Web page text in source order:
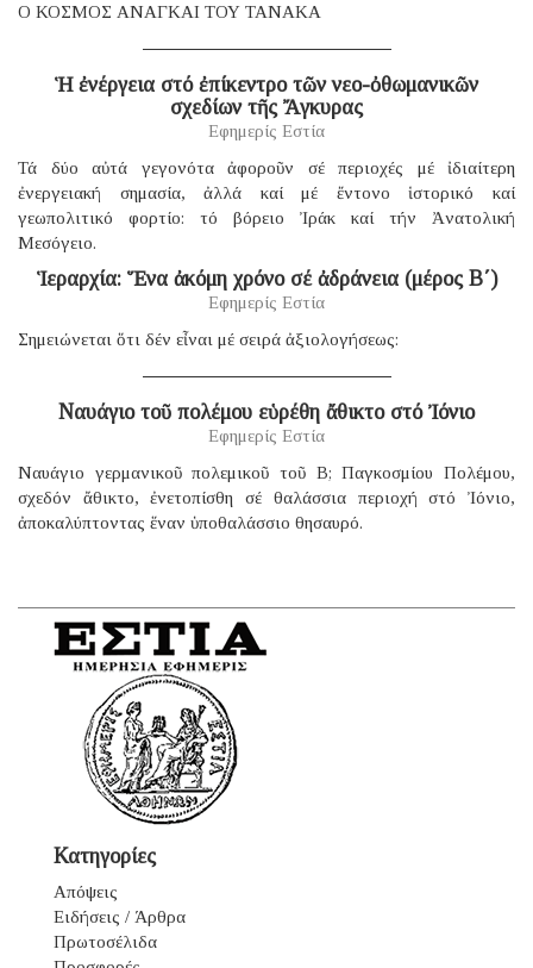
Ο ΚΟΣΜΟΣ ΑΝΑΓΚΑΙ ΤΟΥ ΤΑΝΑΚΑ
Ἡ ἐνέργεια στό ἐπίκεντρο τῶν νεο-ὀθωμανικῶν
σχεδίων τῆς Ἄγκυρας
Εφημερίς Εστία
Τά δύο αὐτά γεγονότα ἀφοροῦν σέ περιοχές μέ ἰδιαίτερη
ἐνεργειακή σημασία, ἀλλά καί μέ ἔντονο ἱστορικό καί
γεωπολιτικό φορτίο: τό βόρειο Ἰράκ καί τήν Ἀνατολική
Μεσόγειο.
Ἱεραρχία: Ἕνα ἀκόμη χρόνο σέ ἀδράνεια (μέρος B΄)
Εφημερίς Εστία
Σημειώνεται ὅτι δέν εἶναι μέ σειρά ἀξιολογήσεως:
Ναυάγιο τοῦ πολέμου εὑρέθη ἄθικτο στό Ἰόνιο
Εφημερίς Εστία
Ναυάγιο γερμανικοῦ πολεμικοῦ τοῦ B; Παγκοσμίου Πολέμου,
σχεδόν ἄθικτο, ἐνετοπίσθη σέ θαλάσσια περιοχή στό Ἰόνιο,
ἀποκαλύπτοντας ἕναν ὑποθαλάσσιο θησαυρό.
Κατηγορίες
Απόψεις
Ειδήσεις / Άρθρα
Πρωτοσέλιδα